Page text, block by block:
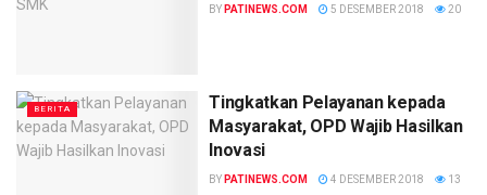
BY PATINEWS.COM 5 DESEMBER 2018 20
BERITA
Tingkatkan Pelayanan kepada
Masyarakat, OPD Wajib Hasilkan
Inovasi
BY PATINEWS.COM 4 DESEMBER 2018 13